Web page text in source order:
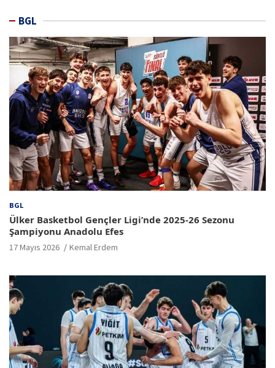
BGL
BGL
Ülker Basketbol Gençler Ligi’nde 2025-26 Sezonu
Şampiyonu Anadolu Efes
17 Mayıs 2026 Kemal Erdem